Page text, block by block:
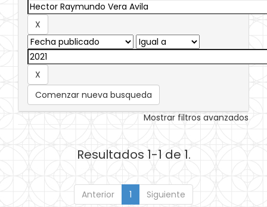
Comenzar nueva busqueda
Mostrar filtros avanzados
Resultados 1-1 de 1.
Anterior 1 Siguiente